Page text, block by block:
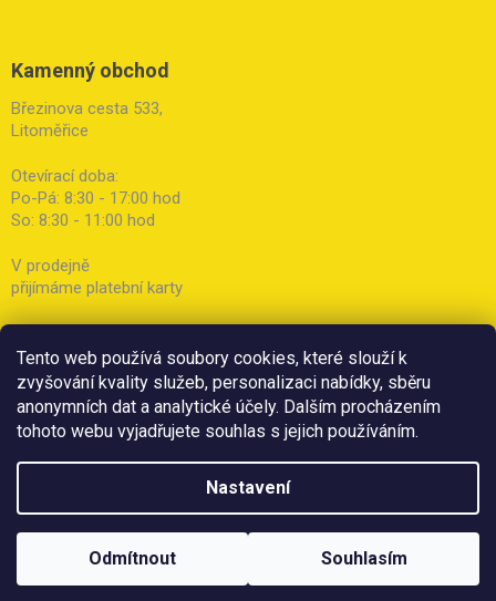
Tento web používá soubory cookies, které slouží k
zvyšování kvality služeb, personalizaci nabídky, sběru
anonymních dat a analytické účely. Dalším procházením
tohoto webu vyjadřujete souhlas s jejich používáním.
Nastavení
Odmítnout Souhlasím
Kamenný obchod
Březinova cesta 533,
Litoměřice
Otevírací doba:
Po-Pá: 8:30 - 17:00 hod
So: 8:30 - 11:00 hod
V prodejně
přijímáme platební karty
Copyright 2026Botička. Všechna práva vyhrazena.